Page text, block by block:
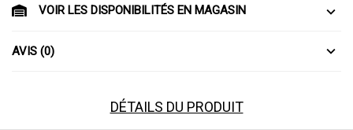
VOIR LES DISPONIBILITÉS EN MAGASIN
AVIS (0)
DÉTAILS DU PRODUIT